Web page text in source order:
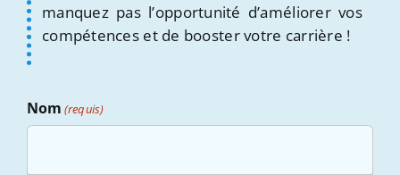
manquez pas l’opportunité d’améliorer vos
compétences et de booster votre carrière !
Nom (requis)